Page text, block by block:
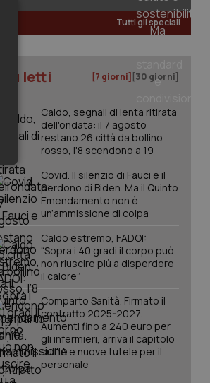
Tutti gli speciali
I più letti [7 giorni] [30 giorni]
Caldo, segnali di lenta ritirata
dell'ondata: il 7 agosto
restano 26 città da bollino
rosso, l'8 scendono a 19
Covid. Il silenzio di Fauci e il
perdono di Biden. Ma il Quinto
Emendamento non è
un’ammissione di colpa
Caldo estremo, FADOI:
“Sopra i 40 gradi il corpo può
non riuscire più a disperdere
il calore”
Comparto Sanità. Firmato il
contratto 2025-2027.
Aumenti fino a 240 euro per
gli infermieri, arriva il capitolo
sull'IA e nuove tutele per il
personale